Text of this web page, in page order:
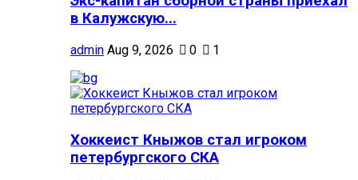
в Калужскую...
admin Aug 9, 2026 0 1
Хоккеист Кныжов стал игроком
петербургского СКА